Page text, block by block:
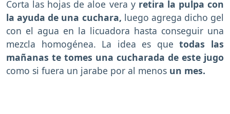
Corta las hojas de aloe vera y retira la pulpa con
la ayuda de una cuchara, luego agrega dicho gel
con el agua en la licuadora hasta conseguir una
mezcla homogénea. La idea es que todas las
mañanas te tomes una cucharada de este jugo
como si fuera un jarabe por al menos un mes.